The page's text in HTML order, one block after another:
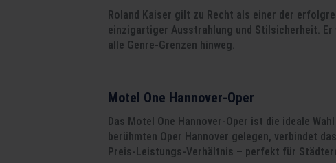
Roland Kaiser gilt zu Recht als einer der
einzigartiger Ausstrahlung und Stilsicherheit.
alle Genre-Grenzen hinweg.
Motel One Hannover-Oper
Das Motel One Hannover-Oper ist die ideale
berühmten Oper Hannover gelegen, verbindet
Preis-Leistungs-Verhältnis – perfekt für